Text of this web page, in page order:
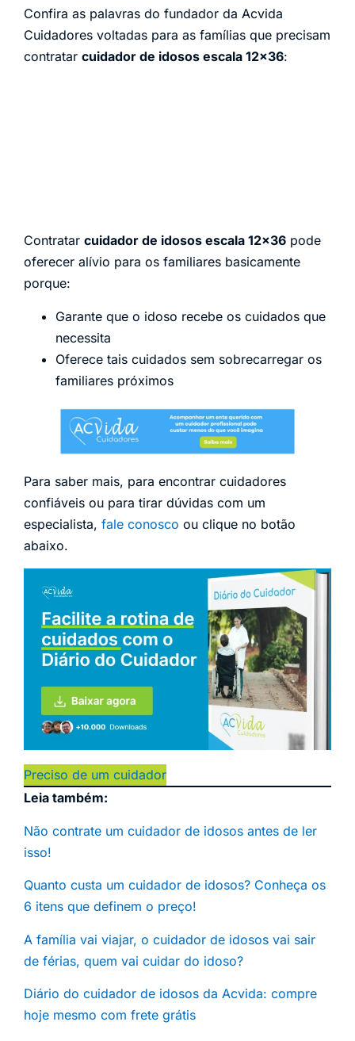
Confira as palavras do fundador da Acvida
Cuidadores voltadas para as famílias que precisam
contratar cuidador de idosos escala 12×36:
Contratar cuidador de idosos escala 12×36 pode
oferecer alívio para os familiares basicamente
porque:
Garante que o idoso recebe os cuidados que
necessita
Oferece tais cuidados sem sobrecarregar os
familiares próximos
Para saber mais, para encontrar cuidadores
confiáveis ou para tirar dúvidas com um
especialista, fale conosco ou clique no botão
abaixo.
Preciso de um cuidador
Leia também:
Não contrate um cuidador de idosos antes de ler
isso!
Quanto custa um cuidador de idosos? Conheça os
6 itens que definem o preço!
A família vai viajar, o cuidador de idosos vai sair
de férias, quem vai cuidar do idoso?
Diário do cuidador de idosos da Acvida: compre
hoje mesmo com frete grátis